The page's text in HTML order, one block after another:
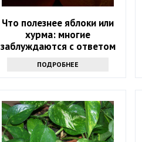
Что полезнее яблоки или
хурма: многие
заблуждаются с ответом
ПОДРОБНЕЕ